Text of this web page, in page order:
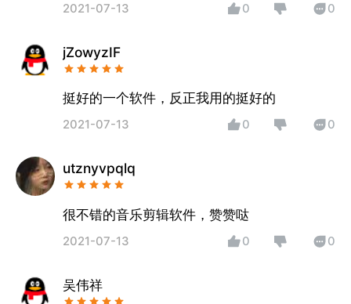
2021-07-13 0 0
jZowyzIF
挺好的一个软件，反正我用的挺好的
2021-07-13 0 0
utznyvpqlq
很不错的音乐剪辑软件，赞赞哒
2021-07-13 0 0
吴伟祥